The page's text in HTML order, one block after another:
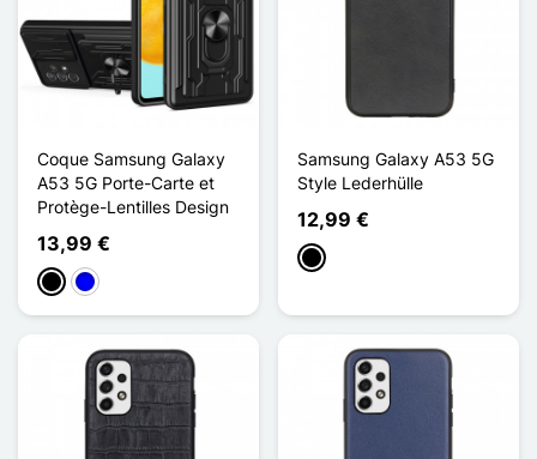
Coque Samsung Galaxy
A53 5G Porte-Carte et
Protège-Lentilles Design
13,99 €
Schwarz
Blau
Samsung Galaxy A53 5G
Style Lederhülle
12,99 €
Schwarz